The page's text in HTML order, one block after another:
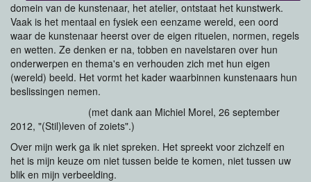
domein van de kunstenaar, het atelier, ontstaat het kunstwerk.
Vaak is het mentaal en fysiek een eenzame wereld, een oord
waar de kunstenaar heerst over de eigen rituelen, normen, regels
en wetten. Ze denken er na, tobben en navelstaren over hun
onderwerpen en thema's en verhouden zich met hun eigen
(wereld) beeld. Het vormt het kader waarbinnen kunstenaars hun
beslissingen nemen.
(met dank aan Michiel Morel, 26 september
2012, "(Stil)leven of zoiets".)
Over mijn werk ga ik niet spreken. Het spreekt voor zichzelf en
het is mijn keuze om niet tussen beide te komen, niet tussen uw
blik en mijn verbeelding.